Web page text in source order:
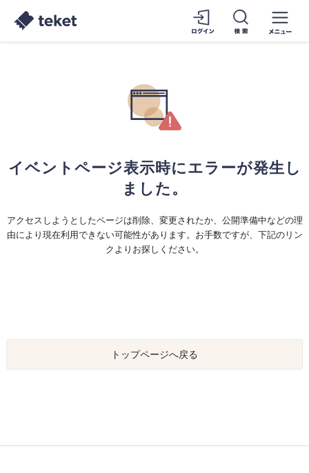
イベントページ表示時にエラーが発生し
ました。
アクセスしようとしたページは削除、変更されたか、公開準備中などの理
由により現在利用できない可能性があります。お手数ですが、下記のリン
クよりお探しください。
トップページへ戻る